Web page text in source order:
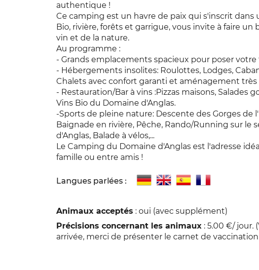
authentique !
Ce camping est un havre de paix qui s'inscrit
Bio, rivière, forêts et garrigue, vous invite à faire
vin et de la nature.
Au programme :
- Grands emplacements spacieux pour poser
- Hébergements insolites: Roulottes, Lodges,
Chalets avec confort garanti et aménagement très
- Restauration/Bar à vins :Pizzas maisons, Salades
Vins Bio du Domaine d'Anglas.
-Sports de pleine nature: Descente des Gorges de
Baignade en rivière, Pêche, Rando/Running sur le
d'Anglas, Balade à vélos,...
Le Camping du Domaine d'Anglas est l'adresse
famille ou entre amis !
Langues parlées :
Animaux acceptés : oui (avec supplément)
Précisions concernant les animaux : 5.00 €/ jour.
arrivée, merci de présenter le carnet de